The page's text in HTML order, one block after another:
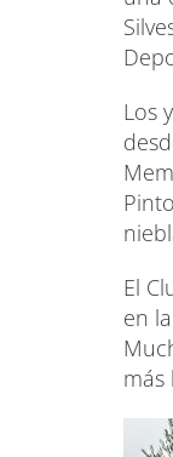
Los
El
en
más